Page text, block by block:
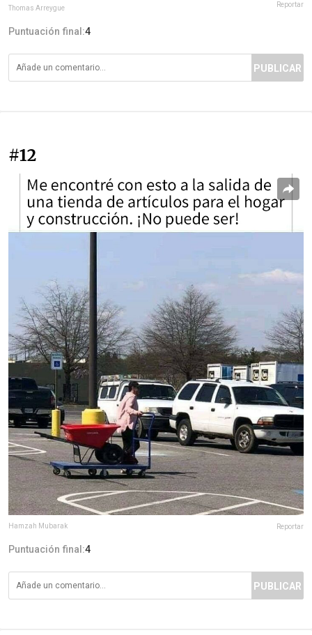
Thomas Arreygue Reportar
Puntuación final:4
PUBLICAR
#12
Hamzah Mubarak Reportar
Puntuación final:4
PUBLICAR